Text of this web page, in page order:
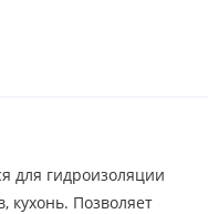
для гидроизоляции
кухонь. Позволяет